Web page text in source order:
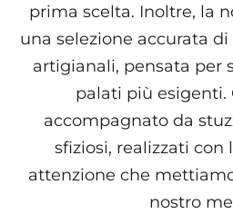
prima scelta. Inoltre, la
una selezione accurata
artigianali, pensata per
palati più esigenti.
accompagnato da
sfiziosi, realizzati con
attenzione che
nostro